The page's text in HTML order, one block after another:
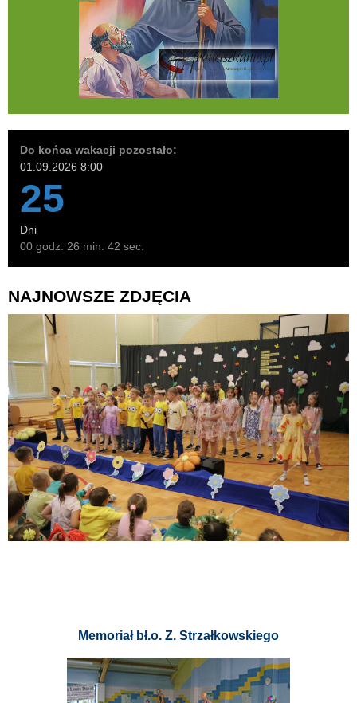
Do końca wakacji pozostało:
01.09.2026 8:00
25
Dni
00 godz. 26 min. 41 sec.
NAJNOWSZE ZDJĘCIA
Memoriał bł.o. Z. Strzałkowskiego